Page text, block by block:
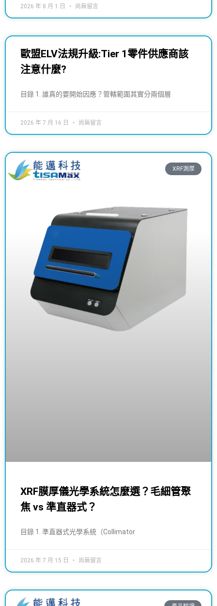
2026 年 8 月 1 日 尚無留言
歐盟ELV法規升級:Tier 1零件供應商該
注意什麼?
目錄 1. 誰真的要開始因應？管轄範圍其實分兩個層
2026 年 7 月 16 日 尚無留言
XRF測厚
XRF膜厚儀光學系統怎麼選？毛細管聚
焦 vs 準直器式？
目錄 1. 準直器式光學系統（Collimator
2026 年 7 月 15 日 尚無留言